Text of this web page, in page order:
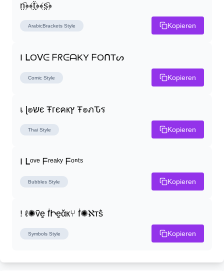
n̤̈﴿﴾ẗ̤﴿﴾s̤̈﴿
ArabicBrackets Style Kopieren
I ᒪOᐯᕮ ᖴᖇᕮᗩKY ᖴOᑎTᔕ
Comic Style Kopieren
เ ɭ๏שє Ŧгєคкץ Ŧ๏ภԎร
Thai Style Kopieren
I ᒪᵒᵛᵉ ᖴʳᵉᵃᵏʸ ᖴᵒⁿᵗˢ
Bubbles Style Kopieren
! ℓ✺ṽḙ ḟԻḙᾰк⑂ ḟ✺ℵтṧ
Symbols Style Kopieren